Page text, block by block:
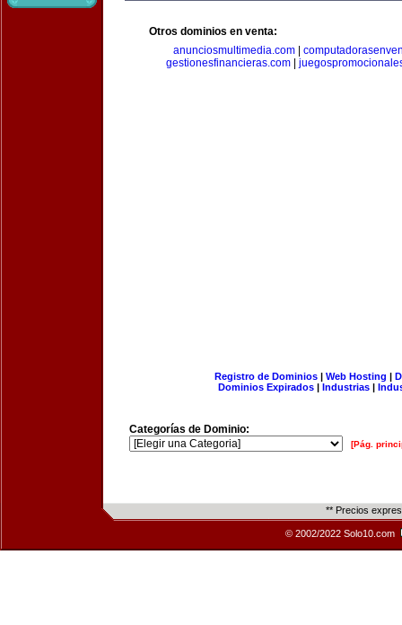
Otros dominios en venta:
anunciosmultimedia.com
gestionesfinancieras.com
Registro de Dominios| Web Hosting |
Dominios Expirados | Industrias |
Categorías de Dominio:
[Pág.
** Precios
© 2002/2022 Solo10.com